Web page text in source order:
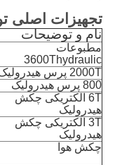
تجهیزات اصلی
نام و توضیحات
مطبوعات
3600Thydraulic
2000T پرس هیدرولیک
800 پرس هیدرولیک
6T الکتریکی چکش
هیدرولیک
3T الکتریکی چکش
هیدرولیک
چکش هوا